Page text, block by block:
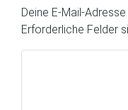
Deine E-Mail-
Erforderliche Felder